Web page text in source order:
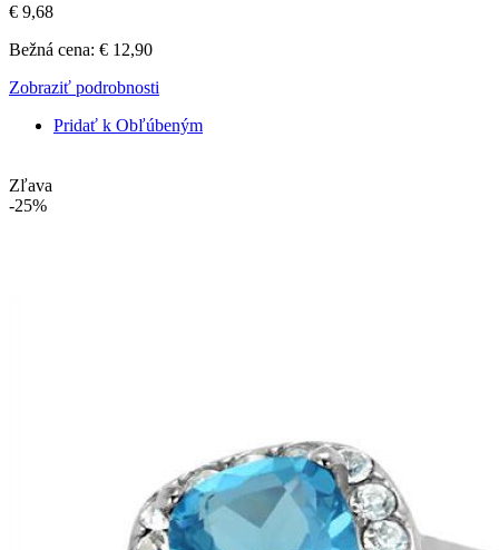
€ 9,68
Bežná cena: € 12,90
Zobraziť podrobnosti
Pridať k Obľúbeným
Zľava
-25%